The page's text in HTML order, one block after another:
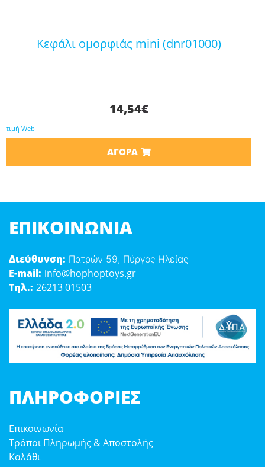
κεφάλι ομορφιάς mini (dnr01000)
14,54€
τιμή Web
ΑΓΟΡΆ
ΕΠΙΚΟΙΝΩΝΊΑ
Διεύθυνση: Πατρών 59, Πύργος Ηλείας
E-mail: info@hophoptoys.gr
Τηλ.: 26213 01503
ΠΛΗΡΟΦΟΡΊΕΣ
Επικοινωνία
Τρόποι Πληρωμής & Αποστολής
Καλάθι